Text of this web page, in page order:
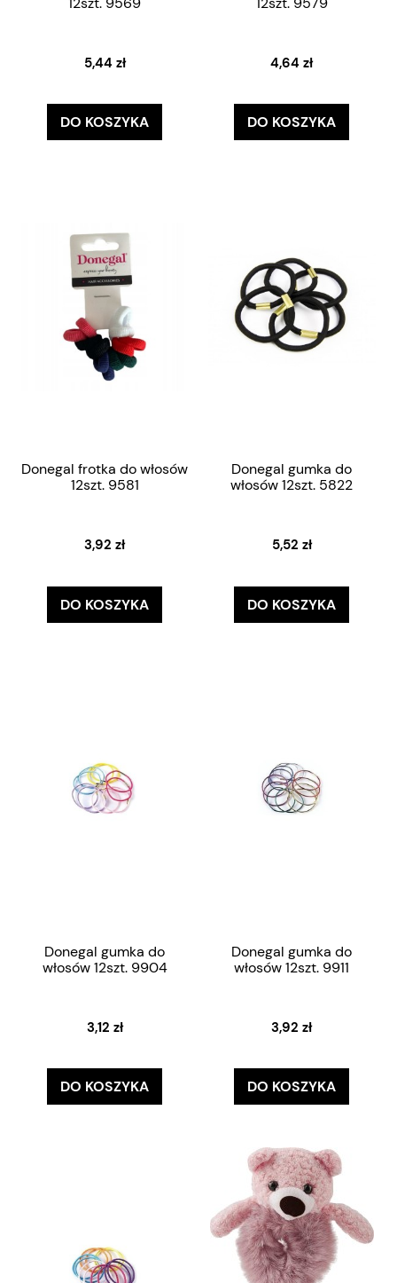
5,44 zł
DO KOSZYKA
4,64 zł
DO KOSZYKA
Donegal frotka do włosów
12szt. 9581
3,92 zł
DO KOSZYKA
Donegal gumka do
włosów 12szt. 5822
5,52 zł
DO KOSZYKA
Donegal gumka do
włosów 12szt. 9904
3,12 zł
DO KOSZYKA
Donegal gumka do
włosów 12szt. 9911
3,92 zł
DO KOSZYKA